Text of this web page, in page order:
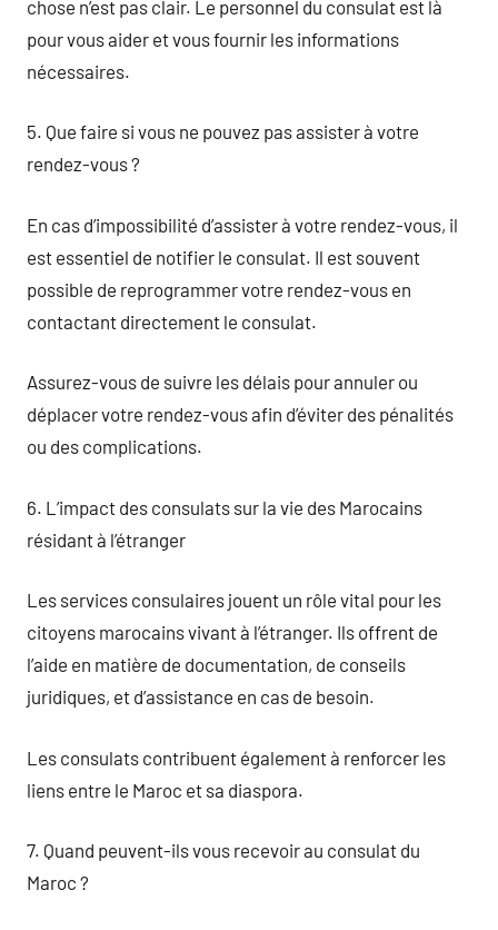
chose n’est pas clair. Le personnel du consulat est là
pour vous aider et vous fournir les informations
nécessaires.
5. Que faire si vous ne pouvez pas assister à votre
rendez-vous ?
En cas d’impossibilité d’assister à votre rendez-vous, il
est essentiel de notifier le consulat. Il est souvent
possible de reprogrammer votre rendez-vous en
contactant directement le consulat.
Assurez-vous de suivre les délais pour annuler ou
déplacer votre rendez-vous afin d’éviter des pénalités
ou des complications.
6. L’impact des consulats sur la vie des Marocains
résidant à l’étranger
Les services consulaires jouent un rôle vital pour les
citoyens marocains vivant à l’étranger. Ils offrent de
l’aide en matière de documentation, de conseils
juridiques, et d’assistance en cas de besoin.
Les consulats contribuent également à renforcer les
liens entre le Maroc et sa diaspora.
7. Quand peuvent-ils vous recevoir au consulat du
Maroc ?